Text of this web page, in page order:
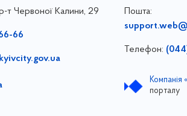
т Червоної Калини, 29
66
Пошта:
Телефон:
Компанія
порталу